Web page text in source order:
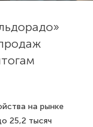
на рынке
25,2 тысяч